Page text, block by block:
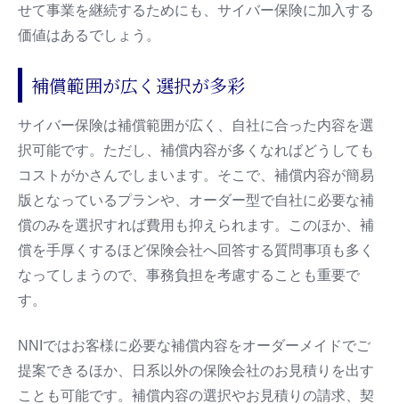
せて事業を継続するためにも、サイバー保険に加入する
価値はあるでしょう。
補償範囲が広く選択が多彩
サイバー保険は補償範囲が広く、自社に合った内容を選
択可能です。ただし、補償内容が多くなればどうしても
コストがかさんでしまいます。そこで、補償内容が簡易
版となっているプランや、オーダー型で自社に必要な補
償のみを選択すれば費用も抑えられます。このほか、補
償を手厚くするほど保険会社へ回答する質問事項も多く
なってしまうので、事務負担を考慮することも重要で
す。
NNIではお客様に必要な補償内容をオーダーメイドでご
提案できるほか、日系以外の保険会社のお見積りを出す
ことも可能です。補償内容の選択やお見積りの請求、契